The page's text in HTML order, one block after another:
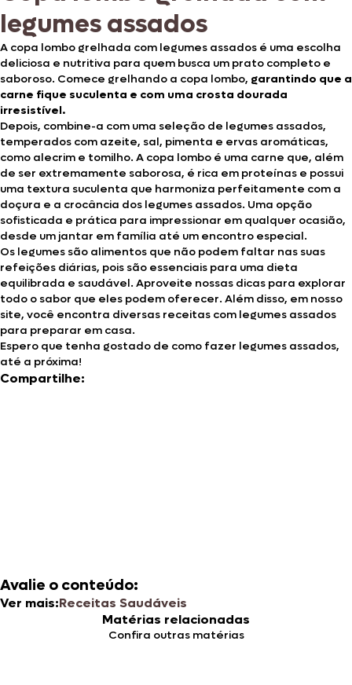
legumes assados
A copa lombo grelhada com legumes assados é uma escolha
deliciosa e nutritiva para quem busca um prato completo e
saboroso. Comece grelhando a copa lombo, garantindo que a
carne fique suculenta e com uma crosta dourada
irresistível.
Depois, combine-a com uma seleção de legumes assados,
temperados com azeite, sal, pimenta e ervas aromáticas,
como alecrim e tomilho. A copa lombo é uma carne que, além
de ser extremamente saborosa, é rica em proteínas e possui
uma textura suculenta que harmoniza perfeitamente com a
doçura e a crocância dos legumes assados. Uma opção
sofisticada e prática para impressionar em qualquer ocasião,
desde um jantar em família até um encontro especial.
Os legumes são alimentos que não podem faltar nas suas
refeições diárias, pois são essenciais para uma dieta
equilibrada e saudável. Aproveite nossas dicas para explorar
todo o sabor que eles podem oferecer. Além disso, em nosso
site, você encontra diversas receitas com legumes assados
para preparar em casa.
Espero que tenha gostado de como fazer legumes assados,
até a próxima!
Compartilhe:
Avalie o conteúdo:
Ver mais:Receitas Saudáveis
Matérias relacionadas
Confira outras matérias